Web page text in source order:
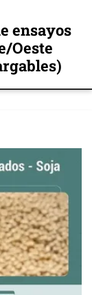
ensayos
Oeste